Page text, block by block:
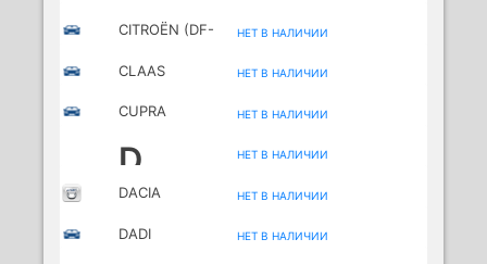
CITROËN (DF-
НЕТ В НАЛИЧИИ
CLAAS НЕТ В НАЛИЧИИ
CUPRA НЕТ В НАЛИЧИИ
D НЕТ В НАЛИЧИИ
DACIA НЕТ В НАЛИЧИИ
DADI НЕТ В НАЛИЧИИ